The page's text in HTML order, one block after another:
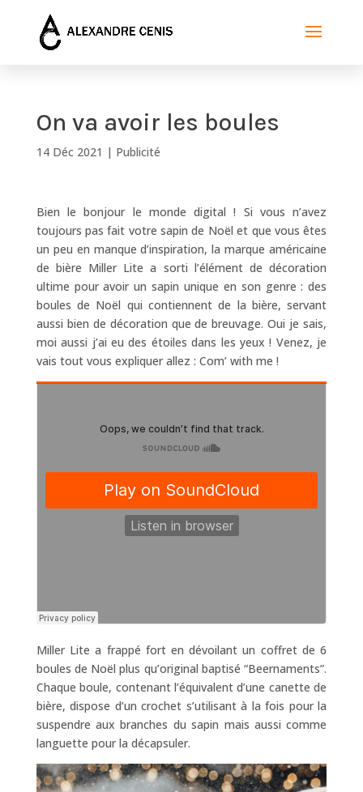
On va avoir les boules
14 Déc 2021 | Publicité
Bien le bonjour le monde digital ! Si vous n’avez
toujours pas fait votre sapin de Noël et que vous êtes
un peu en manque d’inspiration, la marque américaine
de bière Miller Lite a sorti l’élément de décoration
ultime pour avoir un sapin unique en son genre : des
boules de Noël qui contiennent de la bière, servant
aussi bien de décoration que de breuvage. Oui je sais,
moi aussi j’ai eu des étoiles dans les yeux ! Venez, je
vais tout vous expliquer allez : Com’ with me !
Miller Lite a frappé fort en dévoilant un coffret de 6
boules de Noël plus qu’original baptisé “Beernaments”.
Chaque boule, contenant l’équivalent d’une canette de
bière, dispose d’un crochet s’utilisant à la fois pour la
suspendre aux branches du sapin mais aussi comme
languette pour la décapsuler.